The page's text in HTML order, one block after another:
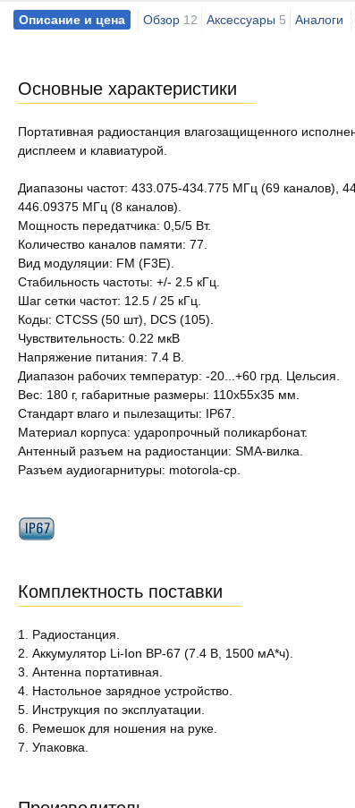
Описание и цена Обзор 12 Аксессуары 5 Аналоги
Основные характеристики
Портативная радиостанция влагозащищенного
дисплеем и клавиатурой.
Диапазоны частот: 433.075-434.775 МГц (69 каналов),
446.09375 МГц (8 каналов).
Мощность передатчика: 0,5/5 Вт.
Количество каналов памяти: 77.
Вид модуляции: FM (F3E).
Стабильность частоты: +/- 2.5 кГц.
Шаг сетки частот: 12.5 / 25 кГц.
Коды: CTCSS (50 шт), DCS (105).
Чувствительность: 0.22 мкВ
Напряжение питания: 7.4 В.
Диапазон рабочих температур: -20...+60 грд. Цельсия.
Вес: 180 г, габаритные размеры: 110x55x35 мм.
Стандарт влаго и пылезащиты: IP67.
Материал корпуса: ударопрочный поликарбонат.
Антенный разъем на радиостанции: SMA-вилка.
Разъем аудиогарнитуры: motorola-cp.
Комплектность поставки
1. Радиостанция.
2. Аккумулятор Li-Ion BP-67 (7.4 В, 1500 мА*ч).
3. Антенна портативная.
4. Настольное зарядное устройство.
5. Инструкция по эксплуатации.
6. Ремешок для ношения на руке.
7. Упаковка.